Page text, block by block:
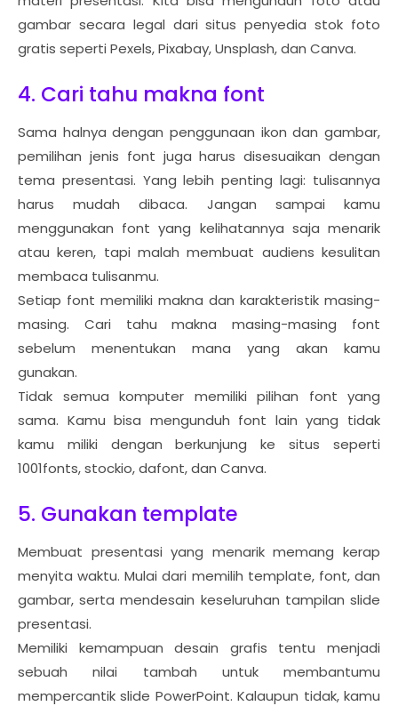
gambar secara legal dari situs penyedia stok foto
gratis seperti Pexels, Pixabay, Unsplash, dan Canva.
4. Cari tahu makna font
Sama halnya dengan penggunaan ikon dan gambar,
pemilihan jenis font juga harus disesuaikan dengan
tema presentasi. Yang lebih penting lagi: tulisannya
harus mudah dibaca. Jangan sampai kamu
menggunakan font yang kelihatannya saja menarik
atau keren, tapi malah membuat audiens kesulitan
membaca tulisanmu.
Setiap font memiliki makna dan karakteristik masing-
masing. Cari tahu makna masing-masing font
sebelum menentukan mana yang akan kamu
gunakan.
Tidak semua komputer memiliki pilihan font yang
sama. Kamu bisa mengunduh font lain yang tidak
kamu miliki dengan berkunjung ke situs seperti
1001fonts, stockio, dafont, dan Canva.
5. Gunakan template
Membuat presentasi yang menarik memang kerap
menyita waktu. Mulai dari memilih template, font, dan
gambar, serta mendesain keseluruhan tampilan slide
presentasi.
Memiliki kemampuan desain grafis tentu menjadi
sebuah nilai tambah untuk membantumu
mempercantik slide PowerPoint. Kalaupun tidak, kamu